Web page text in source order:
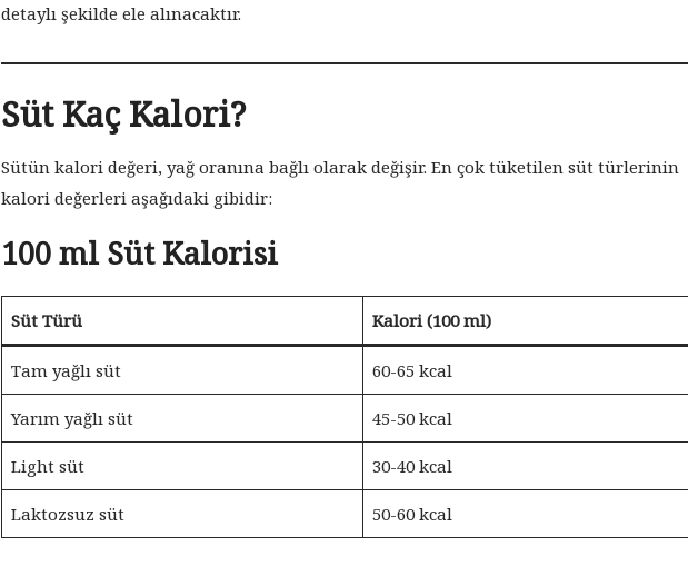
detaylı şekilde ele alınacaktır.
Süt Kaç Kalori?
Sütün kalori değeri, yağ oranına bağlı olarak değişir. En çok tüketilen süt türlerinin
kalori değerleri aşağıdaki gibidir:
100 ml Süt Kalorisi
Süt Türü Kalori (100 ml)
Tam yağlı süt 60-65 kcal
Yarım yağlı süt 45-50 kcal
Light süt 30-40 kcal
Laktozsuz süt 50-60 kcal